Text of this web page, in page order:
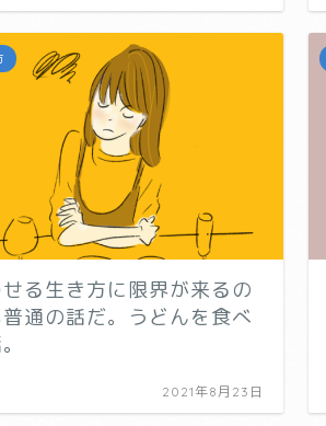
る生き方に限界が来るの
通の話だ。うどんを食べ
2021年8月23日